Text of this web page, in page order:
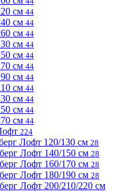
см 44
см 44
см 44
см 44
см 44
см 44
см 44
см 44
см 44
см 44
см 44
224
Лофт 120/130 см 28
Лофт 140/150 см 28
Лофт 160/170 см 28
Лофт 180/190 см 28
Лофт 200/210/220 см